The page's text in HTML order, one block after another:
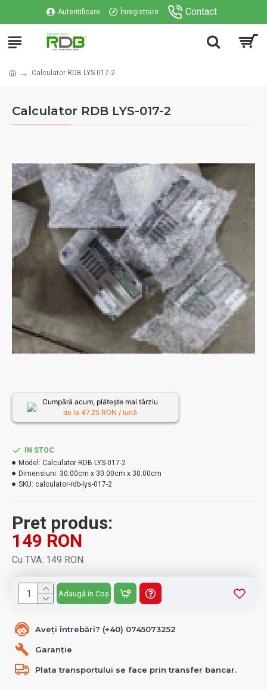
Autentificare Înregistrare Contact
Calculator RDB LYS-017-2
Calculator RDB LYS-017-2
Aveți întrebări? (+40) 0745073252
Garanție
Plata transportului se face prin transfer bancar.
Pret produs:
149 RON
Cu TVA: 149 RON
IN STOC
Model: Calculator RDB LYS-017-2
Dimensiuni: 30.00cm x 30.00cm x 30.00cm
SKU: calculator-rdb-lys-017-2
Adaugă în Coș
Cumpără acum, plătește mai târziu
de la 47.25 RON / lună